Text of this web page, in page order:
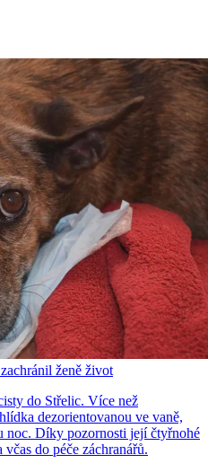
ženě život
do Střelic. Více než
dezorientovanou ve vaně,
noc. Díky pozornosti její čtyřnohé
do péče záchranářů.